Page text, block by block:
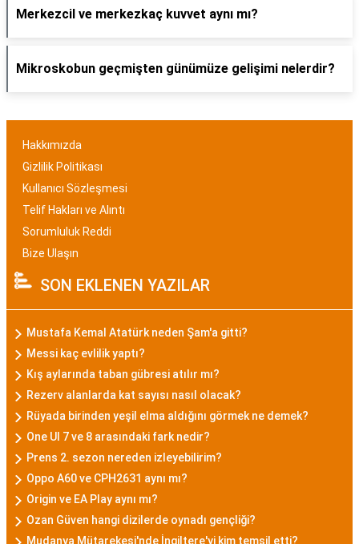
Merkezcil ve merkezkaç kuvvet aynı mı?
Mikroskobun geçmişten günümüze gelişimi nelerdir?
Hakkımızda
Gizlilik Politikası
Kullanıcı Sözleşmesi
Telif Hakları ve Alıntı
Sorumluluk Reddi
Bize Ulaşın
SON EKLENEN YAZILAR
Mustafa Kemal Atatürk neden Şam'a gitti?
Messi kaç evlilik yaptı?
Kış aylarında taban gübresi atılır mı?
Rezerv alanlarda kat sayısı nasıl olacak?
Rüyada birinden yeşil elma aldığını görmek ne demek?
One UI 7 ve 8 arasındaki fark nedir?
Prens 2. sezon nereden izleyebilirim?
Oppo A60 ve CPH2631 aynı mı?
Origin ve EA Play aynı mı?
Ozan Güven hangi dizilerde oynadı gençliği?
Mudanya Mütarekesi'nde İngiltere'yi kim temsil etti?